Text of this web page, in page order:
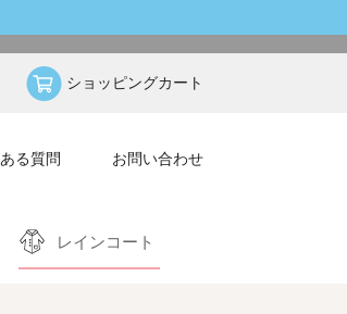
ショッピングカート
る質問 お問い合わせ
レインコート